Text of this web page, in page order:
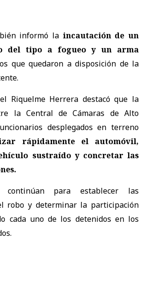
informó la incautación de un
del tipo a fogueo y un arma
que quedaron a disposición de la
Riquelme Herrera destacó que la
la Central de Cámaras de Alto
desplegados en terreno
rápidamente el automóvil,
sustraído y concretar las
continúan para establecer las
robo y determinar la participación
cada uno de los detenidos en los